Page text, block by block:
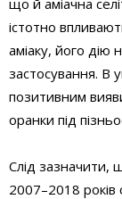
істотно
аміаку, його дію
застосування. В
позитивним
оранки під
Слід зазначити,
2007–2018 років